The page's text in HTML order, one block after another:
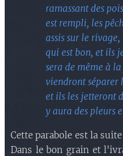
ramassant des
est rempli, les
assis sur le rivage,
qui est bon, et ils
sera de même à
viendront séparer
et ils les jetteront
y aura des pleurs
Cette parabole est la
Dans le bon grain et